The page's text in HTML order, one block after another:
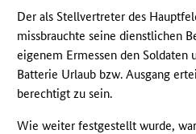
Der als Stellvertreter des
missbrauchte seine dienstlichen
eigenem Ermessen den
Batterie Urlaub bzw. Ausgang
berechtigt zu sein.
Wie weiter festgestellt wurde,